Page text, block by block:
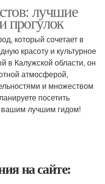
лучшие
прогулок
который сочетает в
красоту и культурное
в Калужской области, он
атмосферой,
и множеством
посетить
вашим лучшим гидом!
на сайте: